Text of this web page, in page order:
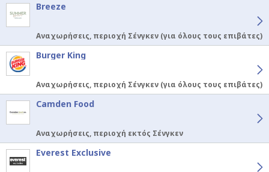
Breeze
Αναχωρήσεις, περιοχή Σένγκεν (για όλους τους επιβάτες)
Burger King
Αναχωρήσεις, περιοχή Σένγκεν (για όλους τους επιβάτες)
Camden Food
Αναχωρήσεις, περιοχή εκτός Σένγκεν
Everest Exclusive